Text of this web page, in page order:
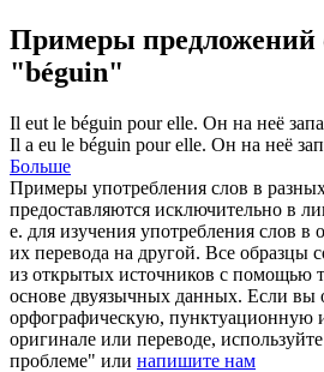
Примеры предложений
"béguin"
Il eut le béguin pour elle. Он на неё
Il a eu le béguin pour elle. Он на неё
Больше
Примеры употребления слов в
предоставляются исключительно в
е. для изучения употребления слов в
их перевода на другой. Все образцы
из открытых источников с помощью
основе двуязычных данных. Если вы
орфографическую,
оригинале или переводе,
проблеме" или напишите нам